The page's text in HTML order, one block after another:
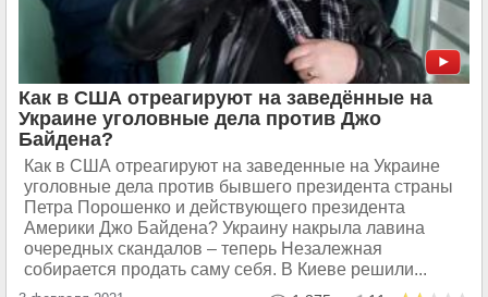
Как в США отреагируют на заведённые на
Украине уголовные дела против Джо
Байдена?
Как в США отреагируют на заведенные на Украине
уголовные дела против бывшего президента страны
Петра Порошенко и действующего президента
Америки Джо Байдена? Украину накрыла лавина
очередных скандалов – теперь Незалежная
собирается продать саму себя. В Киеве решили...